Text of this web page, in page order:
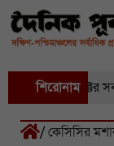
শিরোনাম
আড়াইশ হেক্টর
/ কেসিসির